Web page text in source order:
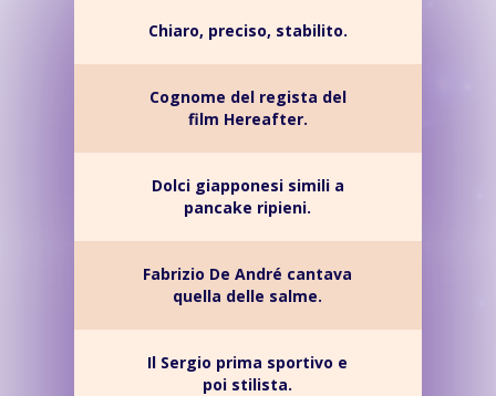
Chiaro, preciso, stabilito.
Cognome del regista del
film Hereafter.
Dolci giapponesi simili a
pancake ripieni.
Fabrizio De André cantava
quella delle salme.
Il Sergio prima sportivo e
poi stilista.